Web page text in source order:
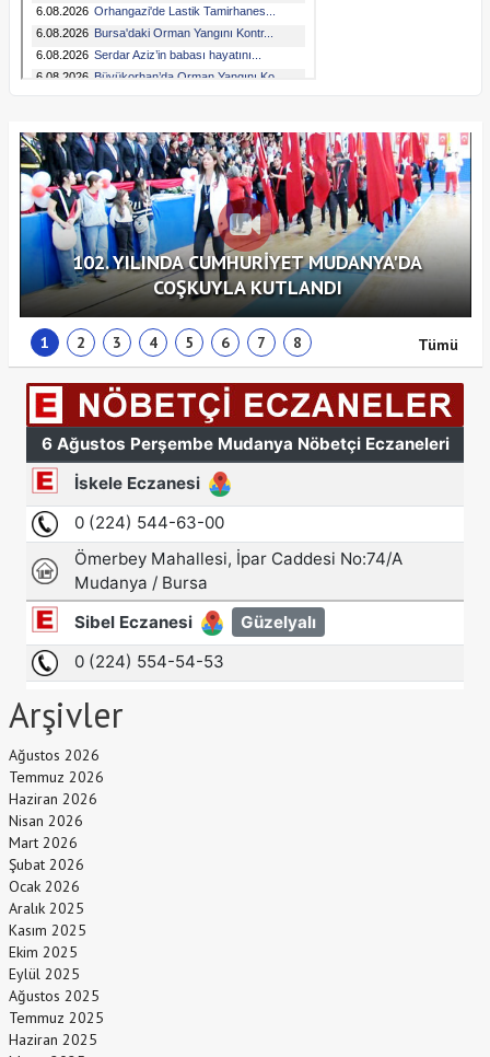
Tümü
102. YILINDA CUMHURİYET MUDANYA'DA
COŞKUYLA KUTLANDI
1 2 3 4 5 6 7 8
Arşivler
Ağustos 2026
Temmuz 2026
Haziran 2026
Nisan 2026
Mart 2026
Şubat 2026
Ocak 2026
Aralık 2025
Kasım 2025
Ekim 2025
Eylül 2025
Ağustos 2025
Temmuz 2025
Haziran 2025